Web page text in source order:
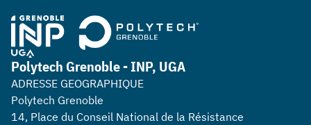
Polytech Grenoble - INP, UGA
ADRESSE GEOGRAPHIQUE
Polytech Grenoble
14, Place du Conseil National de la Résistance